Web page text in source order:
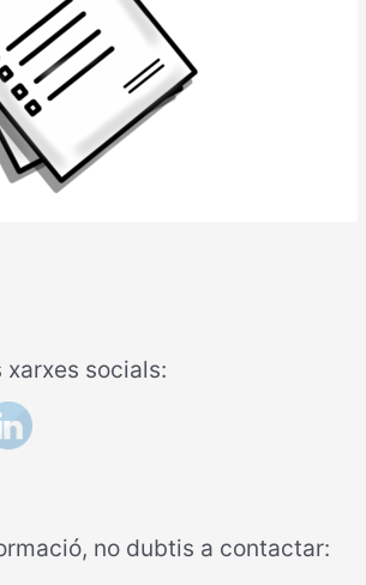
xarxes socials:
no dubtis a contactar: